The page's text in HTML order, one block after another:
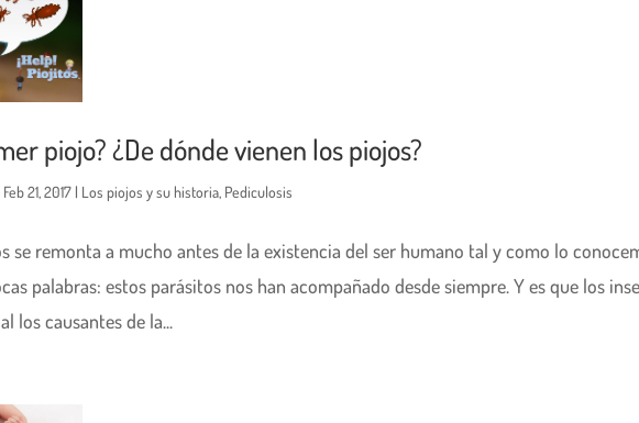
piojo? ¿De dónde vienen los piojos?
Feb 21, 2017 | Los piojos y su historia, Pediculosis
se remonta a mucho antes de la existencia del ser humano tal y como lo
palabras: estos parásitos nos han acompañado desde siempre. Y es que los
los causantes de la...